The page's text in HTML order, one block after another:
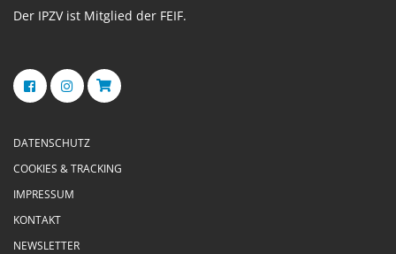
Der IPZV ist Mitglied der FEIF.
DATENSCHUTZ
COOKIES & TRACKING
IMPRESSUM
KONTAKT
NEWSLETTER